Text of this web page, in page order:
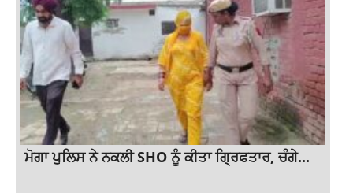
ਮੋਗਾ ਪੁਲਿਸ ਨੇ ਨਕਲੀ SHO ਨੂੰ ਕੀਤਾ ਗ੍ਰਿਫਤਾਰ, ਚੰਗੇ...